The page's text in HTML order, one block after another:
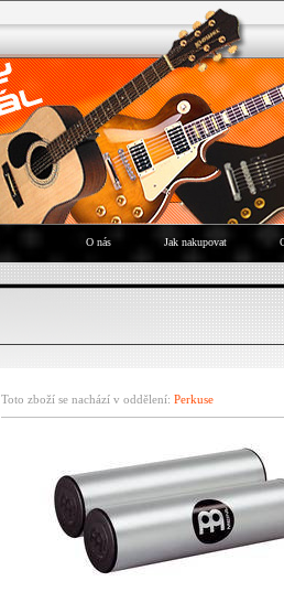
O nás Jak nakupovat
Toto zboží se nachází v oddělení: Perkuse